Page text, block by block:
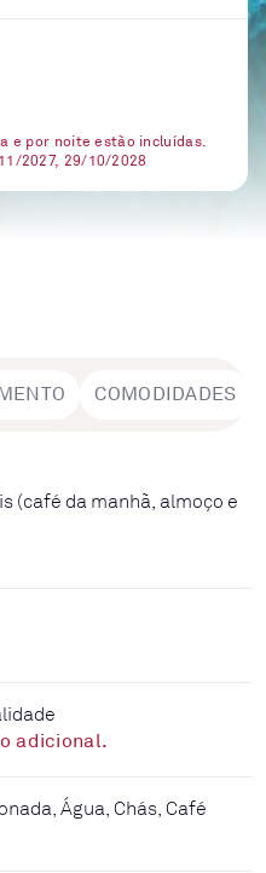
e por noite estão incluídas.
2027, 29/10/2028
COMODIDADES
(café da manhã, almoço e
adicional.
Água, Chás, Café